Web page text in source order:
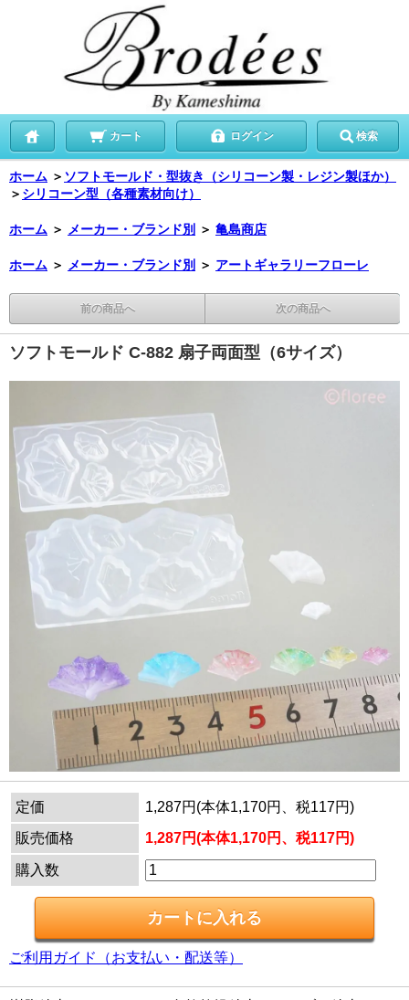
カート ログイン 検索
ホーム ＞ ソフトモールド・型抜き（シリコーン製・レジン製ほか）
＞ シリコーン型（各種素材向け）
ホーム ＞ メーカー・ブランド別 ＞ 亀島商店
ホーム ＞ メーカー・ブランド別 ＞ アートギャラリーフローレ
前の商品へ 次の商品へ
ソフトモールド C-882 扇子両面型（6サイズ）
定価
1,287円(本体1,170円、税117円)
販売価格
1,287円(本体1,170円、税117円)
購入数
ご利用ガイド（お支払い・配送等）